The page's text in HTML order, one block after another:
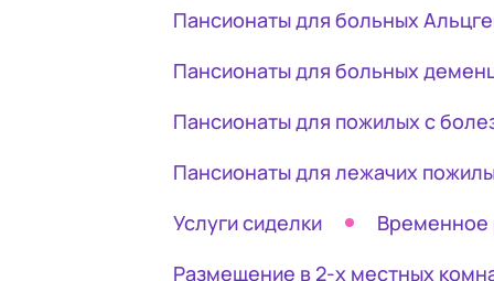
Пансионаты для больных
Пансионаты для больных
Пансионаты для пожилых с
Пансионаты для лежачих
Услуги сиделки
Размещение в 2-х местных